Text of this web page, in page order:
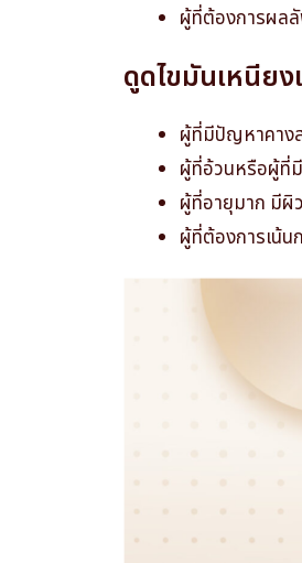
ผู้ที่ต้องการผลลั
ดูดไขมันเหนียง
ผู้ที่มีปัญหาคาง
ผู้ที่อ้วนหรือผู้ที่
ผู้ที่อายุมาก มีผิ
ผู้ที่ต้องการเน้น